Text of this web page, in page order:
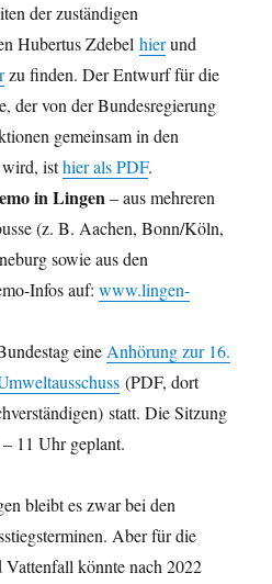
der zuständigen
Hubertus Zdebelhierund
zu finden. Der Entwurf für die
der von der Bundesregierung
gemeinsam in den
wird, isthier als PDF.
in Lingen– aus mehreren
(z. B. Aachen, Bonn/Köln,
sowie aus den
Infos auf:www.lingen-
eineAnhörung zur 16.
(PDF, dort
statt. Die Sitzung
11 Uhr geplant.
bleibt es zwar bei den
Aber für die
könnte nach 2022